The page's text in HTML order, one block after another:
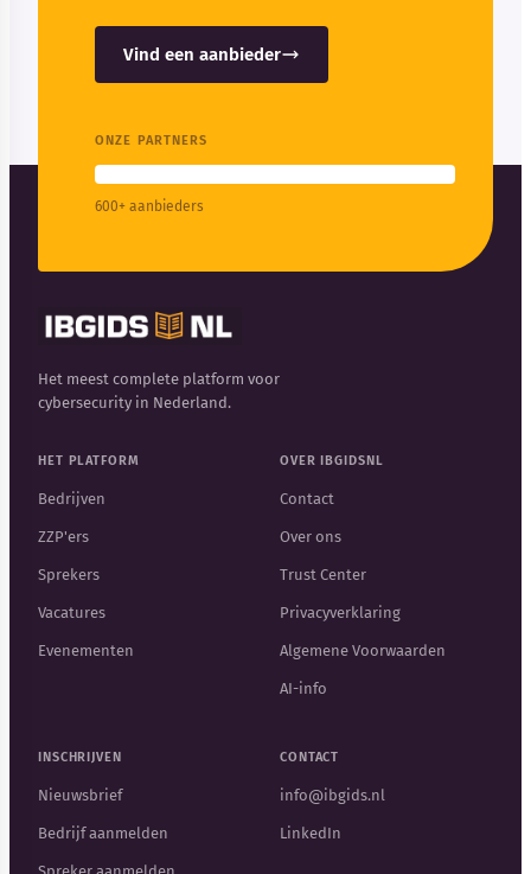
Vind een aanbieder
ONZE PARTNERS
600+ aanbieders
Het meest complete platform voor
cybersecurity in Nederland.
HET PLATFORM
Bedrijven
ZZP'ers
Sprekers
Vacatures
Evenementen
OVER IBGIDSNL
Contact
Over ons
Trust Center
Privacyverklaring
Algemene Voorwaarden
AI-info
INSCHRIJVEN
Nieuwsbrief
Bedrijf aanmelden
CONTACT
info@ibgids.nl
LinkedIn